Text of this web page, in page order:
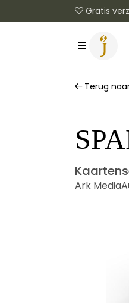
Gratis
Terug
Ark Media